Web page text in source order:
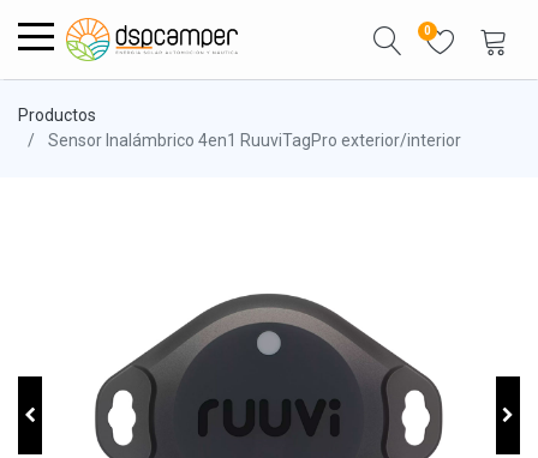
0
Productos
Sensor Inalámbrico 4en1 RuuviTagPro exterior/interior